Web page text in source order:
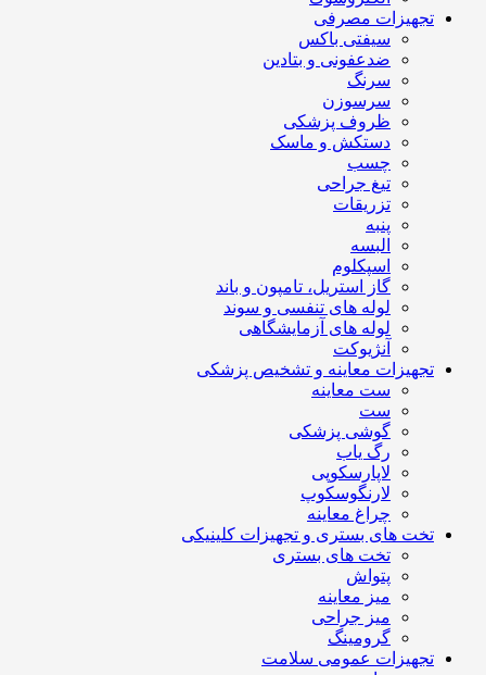
تجهیزات مصرفی
سیفتی باکس
ضدعفونی و بتادین
سرنگ
سرسوزن
ظروف پزشکی
دستکش و ماسک
چسب
تیغ جراحی
تزریقات
پنبه
البسه
اسپکلوم
گاز استریل، تامپون و باند
لوله های تنفسی و سوند
لوله های آزمایشگاهی
آنژیوکت
تجهیزات معاینه و تشخیص پزشکی
ست معاینه
ست
گوشی پزشکی
رگ یاب
لاپارسکوپی
لارنگوسکوپ
چراغ معاینه
تخت های بستری و تجهیزات کلینیکی
تخت های بستری
پتواش
میز معاینه
میز جراحی
گرومینگ
تجهیزات عمومی سلامت